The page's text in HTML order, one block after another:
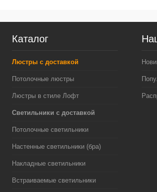
Каталог
Люстры с доставкой
Потолочные люстры
Люстры в стиле Лофт
Светильники с доставкой
Потолочные светильники
Настенные светильники (бра)
Накладные светильники
Встраиваемые светильники